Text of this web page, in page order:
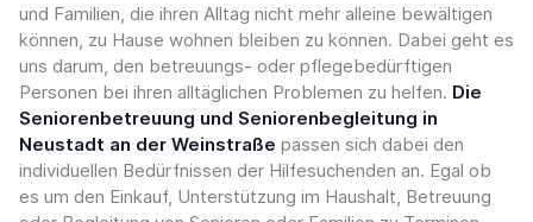
und Familien, die ihren Alltag nicht mehr alleine bewältigen
können, zu Hause wohnen bleiben zu können. Dabei geht es
uns darum, den betreuungs- oder pflegebedürftigen
Personen bei ihren alltäglichen Problemen zu helfen. Die
Seniorenbetreuung und Seniorenbegleitung in
Neustadt an der Weinstraße passen sich dabei den
individuellen Bedürfnissen der Hilfesuchenden an. Egal ob
es um den Einkauf, Unterstützung im Haushalt, Betreuung